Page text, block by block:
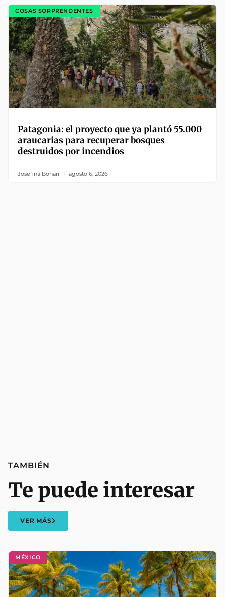
COSAS SORPRENDENTES
Patagonia: el proyecto que ya plantó 55.000
araucarias para recuperar bosques
destruidos por incendios
Josefina Bonari agosto 6, 2026
MÉXICO
TAMBIÉN
Te puede interesar
VER MÁS